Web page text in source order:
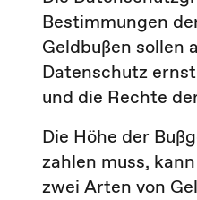
Bestimmungen
Geldbußen sollen
Datenschutz
und die Rechte
Die Höhe der
zahlen muss,
zwei Arten von